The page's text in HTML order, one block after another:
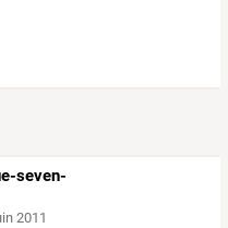
seven-
2011